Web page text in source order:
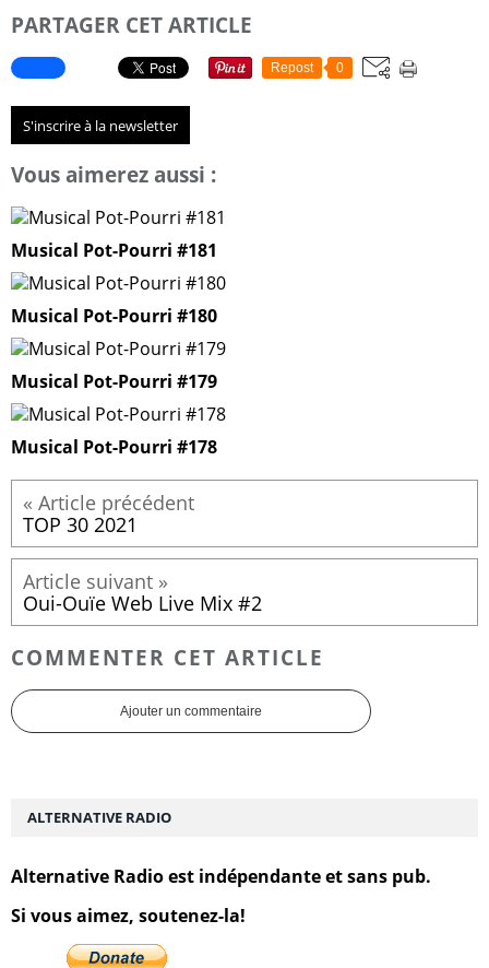
PARTAGER CET ARTICLE
Repost 0
S'inscrire à la newsletter
Vous aimerez aussi :
Musical Pot-Pourri #181
Musical Pot-Pourri #180
Musical Pot-Pourri #179
Musical Pot-Pourri #178
TOP 30 2021
Oui-Ouïe Web Live Mix #2
COMMENTER CET ARTICLE
Ajouter un commentaire
ALTERNATIVE RADIO
Alternative Radio est indépendante et sans pub.
Si vous aimez, soutenez-la!